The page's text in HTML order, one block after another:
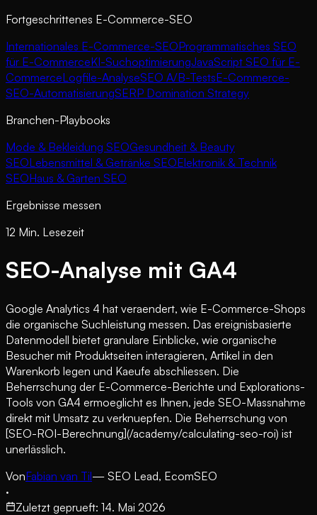
Fortgeschrittenes E-Commerce-SEO
Internationales E-Commerce-SEOProgrammatisches SEO
für E-CommerceKI-SuchoptimierungJavaScript SEO für E-
CommerceLogfile-AnalyseSEO A/B-TestsE-Commerce-
SEO-AutomatisierungSERP Domination Strategy
Branchen-Playbooks
Mode & Bekleidung SEOGesundheit & Beauty
SEOLebensmittel & Getränke SEOElektronik & Technik
SEOHaus & Garten SEO
Ergebnisse messen
12 Min. Lesezeit
SEO-Analyse mit GA4
Google Analytics 4 hat veraendert, wie E-Commerce-Shops
die organische Suchleistung messen. Das ereignisbasierte
Datenmodell bietet granulare Einblicke, wie organische
Besucher mit Produktseiten interagieren, Artikel in den
Warenkorb legen und Kaeufe abschliessen. Die
Beherrschung der E-Commerce-Berichte und Explorations-
Tools von GA4 ermoeglicht es Ihnen, jede SEO-Massnahme
direkt mit Umsatz zu verknuepfen. Die Beherrschung von
[SEO-ROI-Berechnung](/academy/calculating-seo-roi) ist
unerlässlich.
VonFabian van Til— SEO Lead, EcomSEO
·
Zuletzt geprueft: 14. Mai 2026